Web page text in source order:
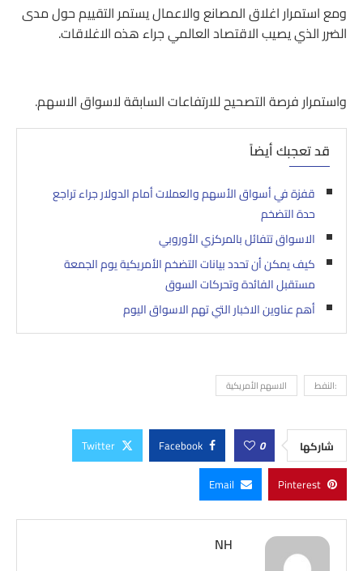
ومع استمرار اغلاق المصانع والاعمال يستمر التقييم حول مدى
الضرر الذي يصيب الاقتصاد العالمي جراء هذه الاغلاقات.
واستمرار فرصة التصحيح للارتفاعات السابقة لاسواق الاسهم.
قد تعجبك أيضاً
قفزة في أسواق الأسهم والعملات أمام الدولار جراء تراجع
حدة التضخم
الاسواق تتفائل بالمركزي الأوروبي
كيف يمكن أن تحدد بيانات التضخم الأمريكية يوم الجمعة
مستقبل الفائدة وتحركات السوق
أهم عناوين الاخبار التي تهم الاسواق اليوم
:النفط الاسهم الأمريكية
شاركها 0
Facebook
Twitter
Pinterest
Email
NH